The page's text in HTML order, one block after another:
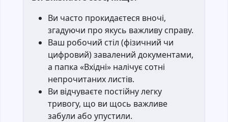
Ви часто прокидаєтеся вночі,
згадуючи про якусь важливу справу.
Ваш робочий стіл (фізичний чи
цифровий) завалений документами,
а папка «Вхідні» налічує сотні
непрочитаних листів.
Ви відчуваєте постійну легку
тривогу, що ви щось важливе
забули або упустили.